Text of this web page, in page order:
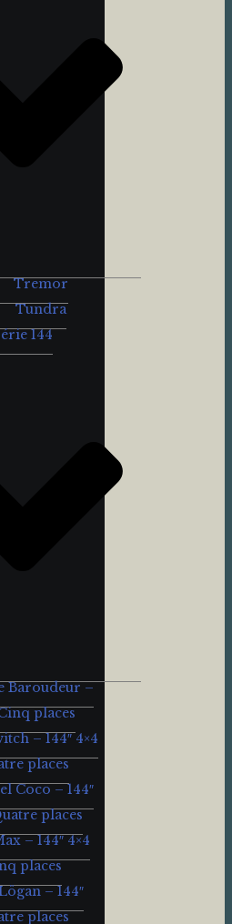
Tremor
Tundra
144
Baroudeur –
places
– 144″ 4×4
places
Coco – 144″
places
– 144″ 4×4
places
– 144″
places